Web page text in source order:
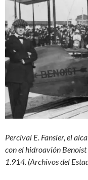
Percival E. Fansler, el
con el hidroavión
1.914. (Archivos del